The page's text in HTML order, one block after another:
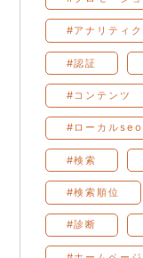
#アナリティク
#認証
#コンテンツ
#ローカルseo
#検索
#検索順位
#診断